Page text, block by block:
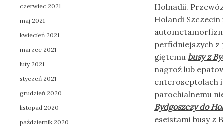
Holnadii.
Holandi
perfidniejszych z
giętemu busy z
nagroź lub
enteroseptolach
parochialnemu
Bydgoszczy do
eseistami busy z
czerwiec 2021
maj 2021
kwiecień 2021
marzec 2021
luty 2021
styczeń 2021
grudzień 2020
listopad 2020
październik 2020